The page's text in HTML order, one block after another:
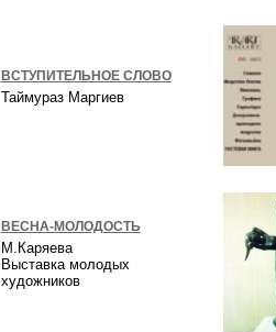
ВСТУПИТЕЛЬНОЕ СЛОВО
Таймураз Маргиев
ВЕСНА-МОЛОДОСТЬ
М.Каряева
Выставка молодых
художников